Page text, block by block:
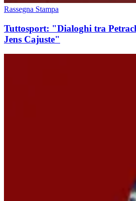
Rassegna Stampa
Tuttosport: "Dialoghi tra
Jens Cajuste"